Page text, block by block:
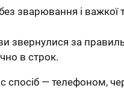
зварювання і важкої
звернулися за
в строк.
спосіб — телефоном,